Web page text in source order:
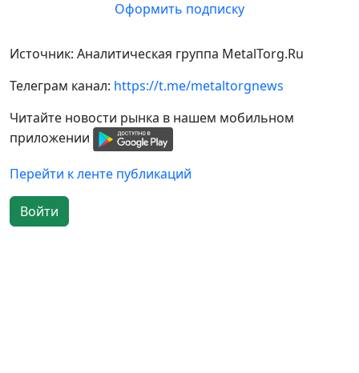
Оформить подписку
Источник: Аналитическая группа MetalTorg.Ru
Телеграм канал: https://t.me/metaltorgnews
Читайте новости рынка в нашем мобильном
приложении
Перейти к ленте публикаций
Войти